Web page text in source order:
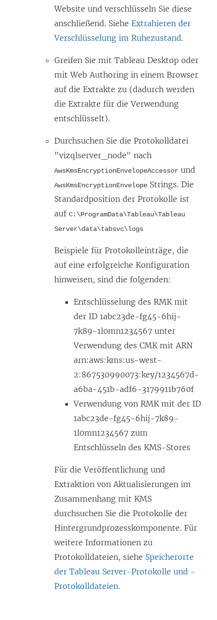
Website und verschlüsseln Sie diese
anschließend. Siehe Extrahieren der
Verschlüsselung im Ruhezustand.
Greifen Sie mit Tableau Desktop oder
mit Web Authoring in einem Browser
auf die Extrakte zu (dadurch werden
die Extrakte für die Verwendung
entschlüsselt).
Durchsuchen Sie die Protokolldatei
"vizqlserver_node" nach
AwsKmsEncryptionEnvelopeAccessor und
AwsKmsEncryptionEnvelope Strings. Die
Standardposition der Protokolle ist
auf C:\ProgramData\Tableau\Tableau
Server\data\tabsvc\logs
Beispiele für Protokolleinträge, die
auf eine erfolgreiche Konfiguration
hinweisen, sind die folgenden:
Entschlüsselung des RMK mit
der ID 1abc23de-fg45-6hij-
7k89-1l0mn1234567 unter
Verwendung des CMK mit ARN
arn:aws:kms:us-west-
2:867530990073:key/1234567d-
a6ba-451b-adf6-3179911b760f
Verwendung von RMK mit der ID
1abc23de-fg45-6hij-7k89-
1l0mn1234567 zum
Entschlüsseln des KMS-Stores
Für die Veröffentlichung und
Extraktion von Aktualisierungen im
Zusammenhang mit KMS
durchsuchen Sie die Protokolle der
Hintergrundprozesskomponente. Für
weitere Informationen zu
Protokolldateien, siehe Speicherorte
der Tableau Server-Protokolle und -
Protokolldateien.